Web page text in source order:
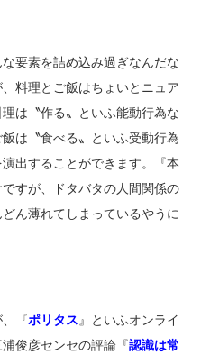
要素を詰め込み過ぎなんだな
料理とご飯はちょいとニュア
は〝作る〟といふ能動行為な
は〝食べる〟といふ受動行為
出することができます。『本
すが、ドタバタの人間関係の
ん薄れてしまっているやうに
『ポリタス』といふオンライ
俊彦センセの評論『認識は常